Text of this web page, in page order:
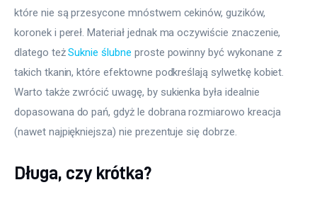
które nie są przesycone mnóstwem cekinów, guzików,
koronek i pereł. Materiał jednak ma oczywiście znaczenie,
dlatego też Suknie ślubne proste powinny być wykonane z
takich tkanin, które efektowne podkreślają sylwetkę kobiet.
Warto także zwrócić uwagę, by sukienka była idealnie
dopasowana do pań, gdyż le dobrana rozmiarowo kreacja
(nawet najpiękniejsza) nie prezentuje się dobrze.
Długa, czy krótka?